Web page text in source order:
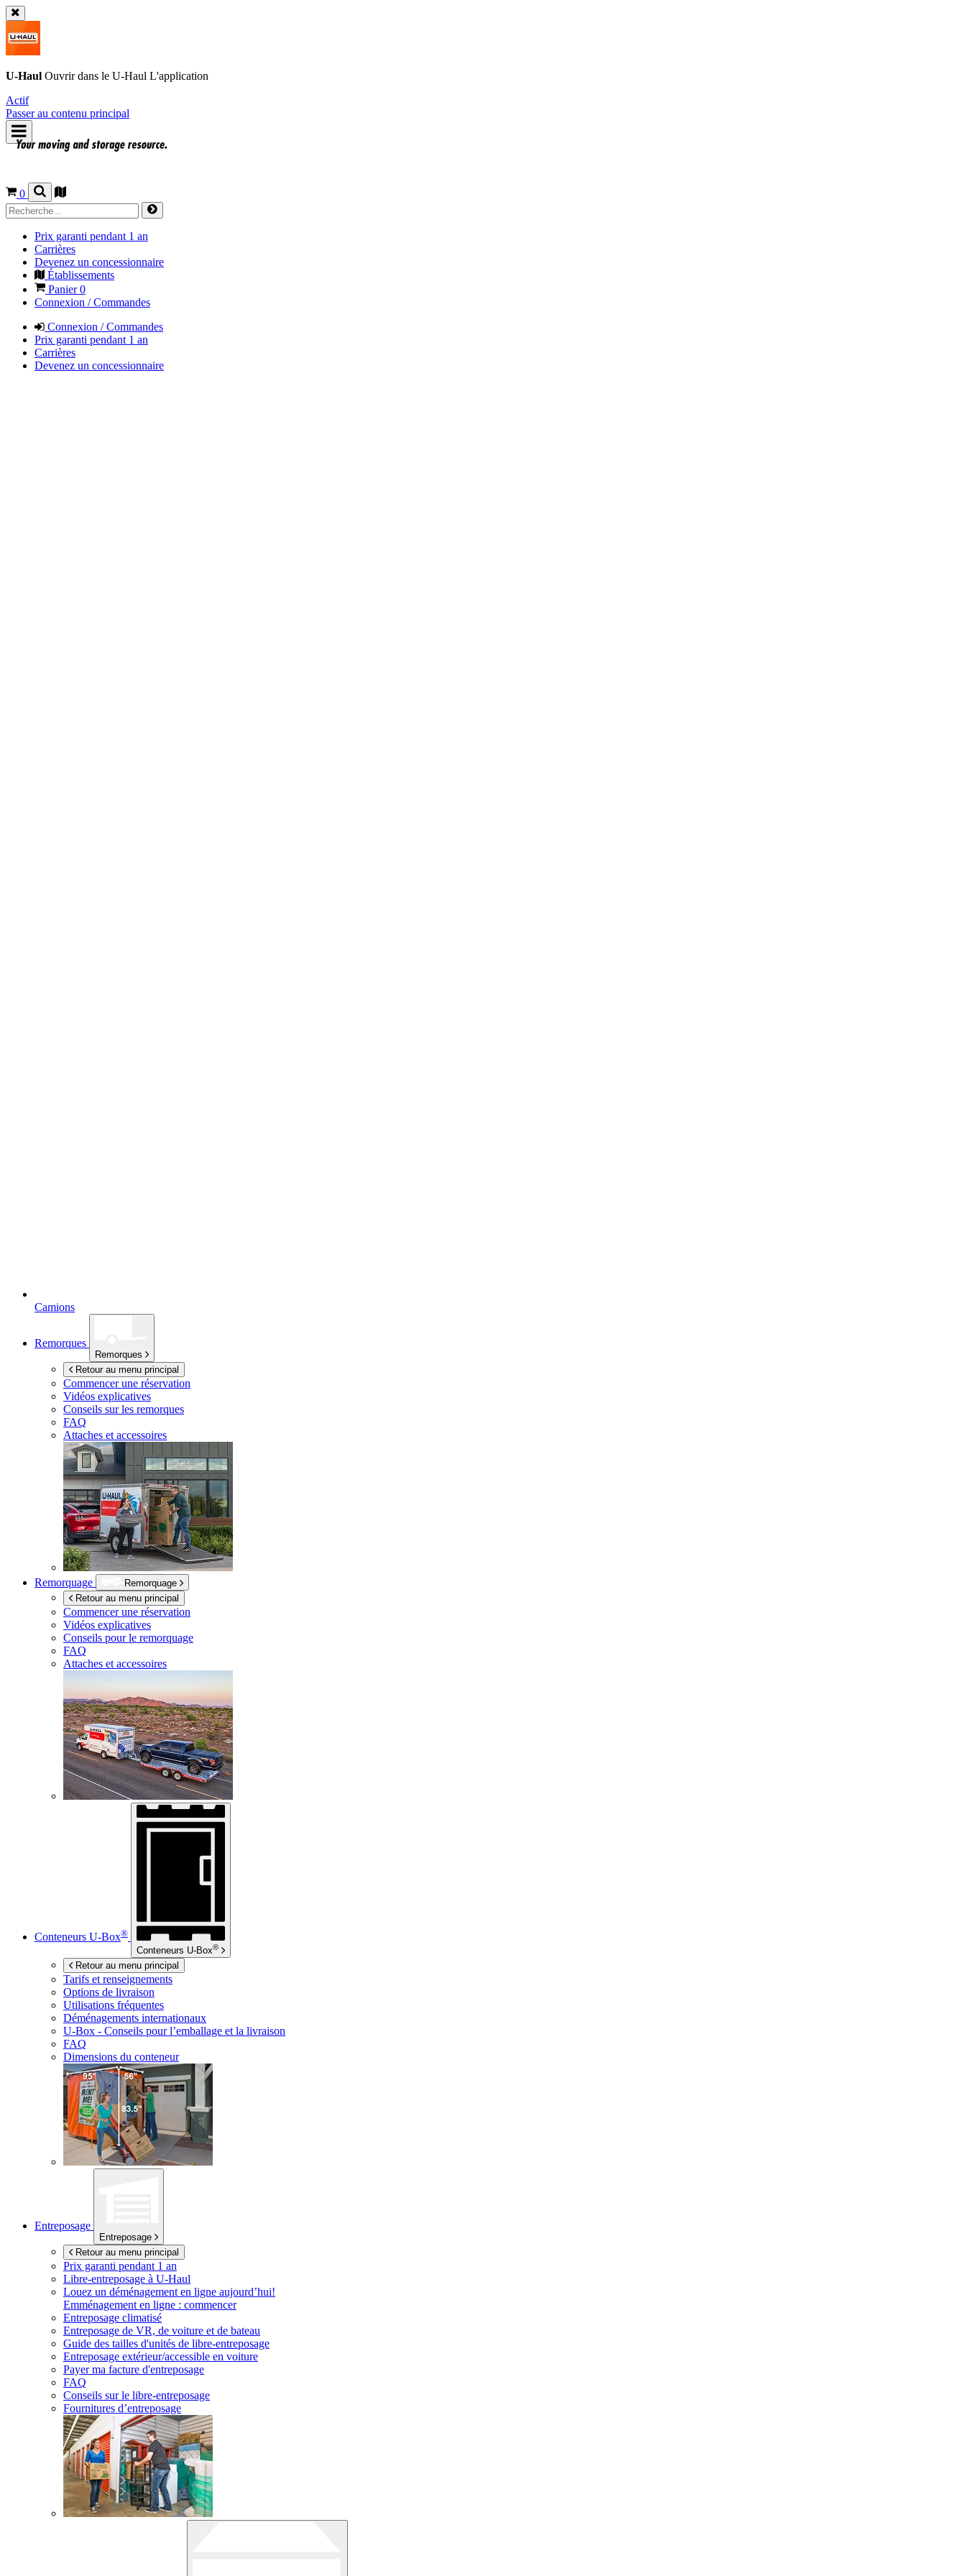
U-Haul Ouvrir dans le U-Haul L'application
Actif
Passer au contenu principal
0
Prix garanti pendant 1 an
Carrières
Devenez un concessionnaire
Établissements
Panier0
Connexion / Commandes
Connexion / Commandes
Prix garanti pendant 1 an
Carrières
Devenez un concessionnaire
Camions
Remorques
Remorques
Retour au menu principal
Commencer une réservation
Vidéos explicatives
Conseils sur les remorques
FAQ
Attaches et accessoires
Remorquage
Remorquage
Retour au menu principal
Commencer une réservation
Vidéos explicatives
Conseils pour le remorquage
FAQ
Attaches et accessoires
Conteneurs U-Box®
Conteneurs U-Box®
Retour au menu principal
Tarifs et renseignements
Options de livraison
Utilisations fréquentes
Déménagements internationaux
U-Box - Conseils pour l’emballage et la livraison
FAQ
Dimensions du conteneur
Entreposage
Entreposage
Retour au menu principal
Prix garanti pendant 1 an
Libre-entreposage à U-Haul
Louez un déménagement en ligne aujourd’hui!
Emménagement en ligne : commencer
Entreposage climatisé
Entreposage de VR, de voiture et de bateau
Guide des tailles d'unités de libre-entreposage
Entreposage extérieur/accessible en voiture
Payer ma facture d'entreposage
FAQ
Conseils sur le libre-entreposage
Fournitures d’entreposage